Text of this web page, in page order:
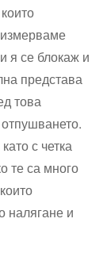
я се блокаж и
представа
това
с четка
те са много
налягане и